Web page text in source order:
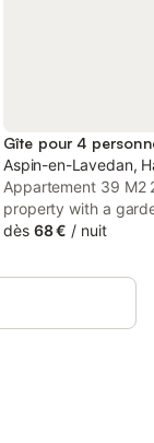
Gîte pour 4
Aspin-en-Lavedan,
Appartement 39 M2
property with a
en-Lavedan, 5.7 km
Beaumont, as well
dès 68 € / nuit